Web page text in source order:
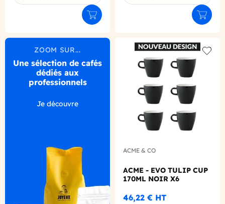
Ajouter au panier
ZOOM SUR...
Une sélection de cafés
dédiés aux
professionnels
Je découvre
ACME & CO
ACME - EVO TULIP CUP
170ML NOIR X6
46,22 € HT